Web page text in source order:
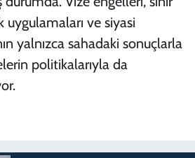
ve siyasi
yalnızca sahadaki sonuçlarla
politikalarıyla da